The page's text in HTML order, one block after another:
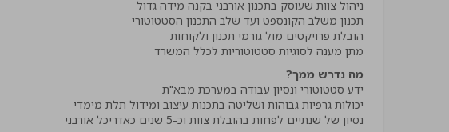
מתן מענה לסוגיות סטטוטוריות לכלל המשרד
מה נדרש ממך?
"קיבלתי שירות מנטע השירות היה מעולה עם
הרבה ידע וסבלנות קיבלתי מענה בצורה
אמליץ לחבריי בענף בחום !!"
מפקח בינוי